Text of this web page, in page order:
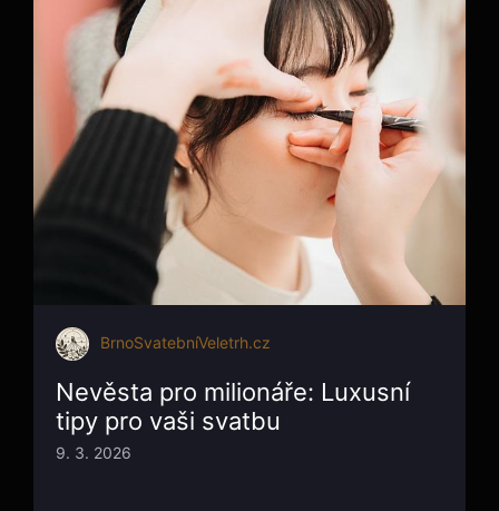
BrnoSvatebníVeletrh.cz
Nevěsta pro milionáře: Luxusní
tipy pro vaši svatbu
9. 3. 2026